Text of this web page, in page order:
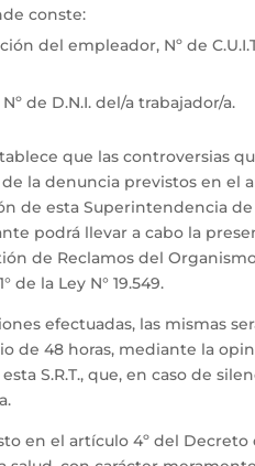
conste:
del empleador, Nº de
de D.N.I. del/a trabajador/a.
que las controversias
la denuncia previstos en el
de esta Superintendencia de
podrá llevar a cabo la
de Reclamos del
de la Ley N° 19.549.
efectuadas, las mismas
de 48 horas, mediante la
S.R.T., que, en caso de
en el artículo 4º del